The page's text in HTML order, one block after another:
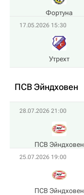
Фортуна
17.05.2026 15:30
Утрехт
ПСВ Эйндховен
28.07.2026 21:00
ПСВ Эйндховен
25.07.2026 19:00
ПСВ Эйндховен